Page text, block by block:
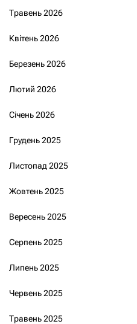
Травень 2026
Квітень 2026
Березень 2026
Лютий 2026
Січень 2026
Грудень 2025
Листопад 2025
Жовтень 2025
Вересень 2025
Серпень 2025
Липень 2025
Червень 2025
Травень 2025